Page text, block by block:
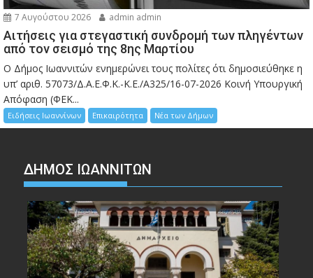
7 Αυγούστου 2026 admin admin
Αιτήσεις για στεγαστική συνδρομή των πληγέντων
από τον σεισμό της 8ης Μαρτίου
Ο Δήμος Ιωαννιτών ενημερώνει τους πολίτες ότι δημοσιεύθηκε η
υπ’ αριθ. 57073/Δ.Α.Ε.Φ.Κ.-Κ.Ε./Α325/16-07-2026 Κοινή Υπουργική
Απόφαση (ΦΕΚ...
Ειδήσεις Ιωαννίνων Επικαιρότητα Νέα των Δήμων
ΔΗΜΟΣ ΙΩΑΝΝΙΤΩΝ